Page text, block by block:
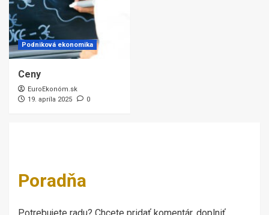
Podniková ekonomika
Ceny
EuroEkonóm.sk
19. apríla 2025
0
Poradňa